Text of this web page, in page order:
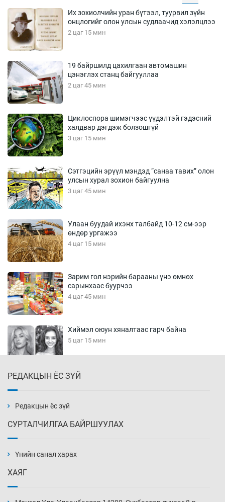
Их зохиолчийн уран бүтээл, туурвил зүйн
онцлогийг олон улсын судлаачид хэлэлцлээ
2 цаг 15 мин
19 байршилд цахилгаан автомашин
цэнэглэх станц байгууллаа
2 цаг 45 мин
Циклоспора шимэгчээс үүдэлтэй гэдэсний
халдвар дэгдэж болзошгүй
3 цаг 15 мин
Сэтгэцийн эрүүл мэндэд “санаа тавих” олон
улсын хурал зохион байгуулна
3 цаг 45 мин
Улаан буудай ихэнх талбайд 10-12 см-ээр
өндөр ургажээ
4 цаг 15 мин
Зарим гол нэрийн барааны үнэ өмнөх
сарынхаас буурчээ
4 цаг 45 мин
Хиймэл оюун хяналтаас гарч байна
5 цаг 15 мин
5 цаг 45 мин
нэмэгджээ
РЕДАКЦЫН ЁС ЗҮЙ
Редакцын ёс зүй
СУРТАЛЧИЛГАА БАЙРШУУЛАХ
Үнийн санал харах
ХАЯГ